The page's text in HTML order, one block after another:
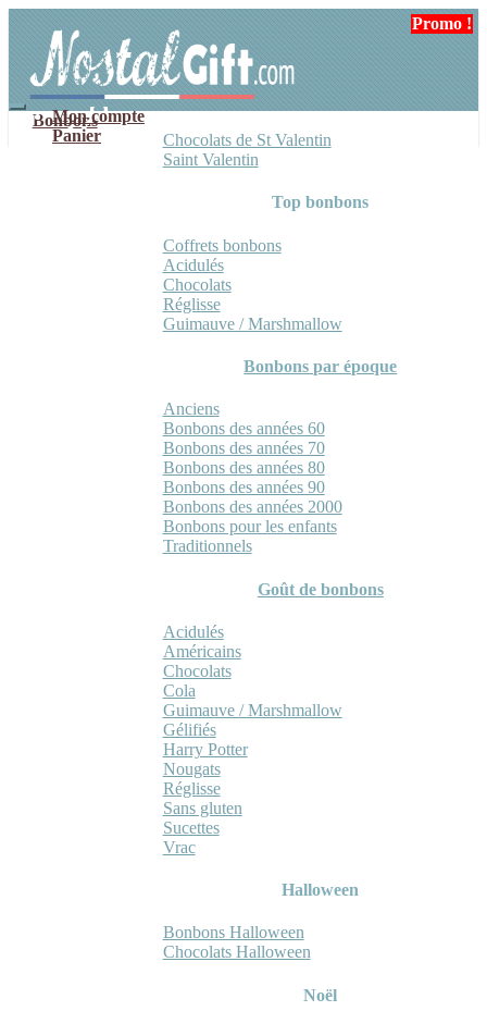
navigation
contenu
Mon compte
Panier
Bonbons
Chocolats de St Valentin
Saint Valentin
Top bonbons
Coffrets bonbons
Acidulés
Chocolats
Réglisse
Guimauve / Marshmallow
Bonbons par époque
Anciens
Bonbons des années 60
Bonbons des années 70
Bonbons des années 80
Bonbons des années 90
Bonbons des années 2000
Bonbons pour les enfants
Traditionnels
Goût de bonbons
Acidulés
Américains
Chocolats
Cola
Guimauve / Marshmallow
Gélifiés
Harry Potter
Nougats
Réglisse
Sans gluten
Sucettes
Vrac
Halloween
Bonbons Halloween
Chocolats Halloween
Noël
Promo !